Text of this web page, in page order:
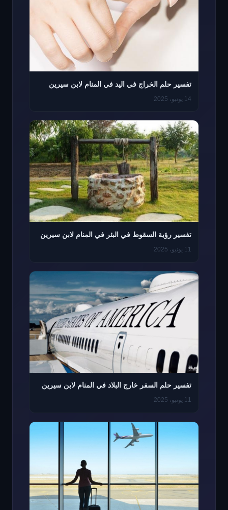
تفسير حلم الخراج في اليد في المنام لابن سيرين
14 يونيو، 2025
تفسير رؤية السقوط في البئر في المنام لابن سيرين
11 يونيو، 2025
تفسير حلم السفر خارج البلاد في المنام لابن سيرين
11 يونيو، 2025